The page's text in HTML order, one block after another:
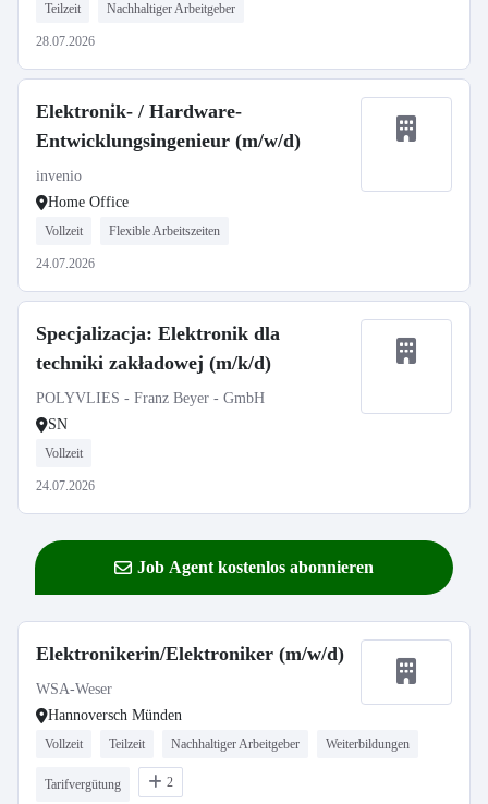
Teilzeit Nachhaltiger Arbeitgeber
28.07.2026
Elektronik- / Hardware-
Entwicklungsingenieur (m/w/d)
invenio
Home Office
Vollzeit Flexible Arbeitszeiten
24.07.2026
Specjalizacja: Elektronik dla
techniki zakładowej (m/k/d)
POLYVLIES - Franz Beyer - GmbH
SN
Vollzeit
24.07.2026
Job Agent kostenlos abonnieren
Elektronikerin/Elektroniker (m/w/d)
WSA-Weser
Hannoversch Münden
Vollzeit Teilzeit Nachhaltiger Arbeitgeber Weiterbildungen
Tarifvergütung 2